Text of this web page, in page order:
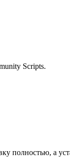
Scripts.
полностью, а